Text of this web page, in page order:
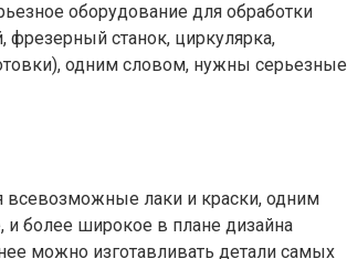
оборудование для обработки
станок, циркулярка,
одним словом, нужны серьезные
всевозможные лаки и краски, одним
и более широкое в плане дизайна
можно изготавливать детали самых